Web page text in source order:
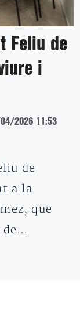
Feliu de
i
2026 11:53
de
a la
que
de…